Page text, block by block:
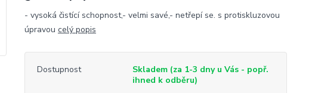
- vysoká čistící schopnost,- velmi savé,- netřepí se. s protiskluzovou
úpravou celý popis
Dostupnost
Skladem (za 1-3 dny u Vás - popř.
ihned k odběru)